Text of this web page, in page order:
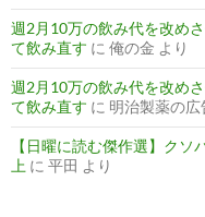
週2月10万の飲み代を改め
て飲み直す に 俺の金 より
週2月10万の飲み代を改め
て飲み直す に 明治製薬の広
【日曜に読む傑作選】ク
上 に 平田 より